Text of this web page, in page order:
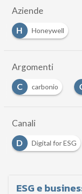
Aziende
H
Honeywell
Argomenti
C
Climate Change
Canali
D
Digital for ESG
ESG e